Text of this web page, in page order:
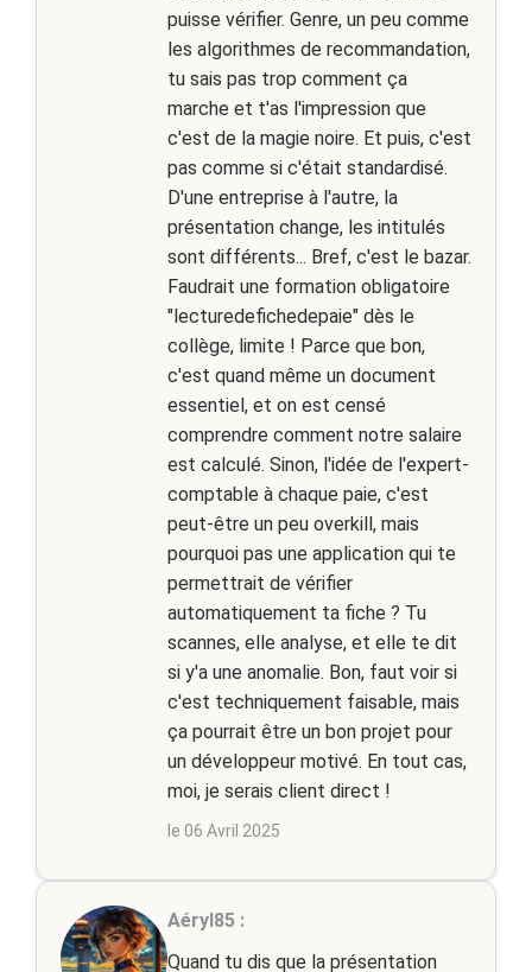
puisse vérifier. Genre, un peu comme
les algorithmes de recommandation,
tu sais pas trop comment ça
marche et t'as l'impression que
c'est de la magie noire. Et puis, c'est
pas comme si c'était standardisé.
D'une entreprise à l'autre, la
présentation change, les intitulés
sont différents... Bref, c'est le bazar.
Faudrait une formation obligatoire
"lecturedefichedepaie" dès le
collège, limite ! Parce que bon,
c'est quand même un document
essentiel, et on est censé
comprendre comment notre salaire
est calculé. Sinon, l'idée de l'expert-
comptable à chaque paie, c'est
peut-être un peu overkill, mais
pourquoi pas une application qui te
permettrait de vérifier
automatiquement ta fiche ? Tu
scannes, elle analyse, et elle te dit
si y'a une anomalie. Bon, faut voir si
c'est techniquement faisable, mais
ça pourrait être un bon projet pour
un développeur motivé. En tout cas,
moi, je serais client direct !
le 06 Avril 2025
Aéryl85 :
Quand tu dis que la présentation